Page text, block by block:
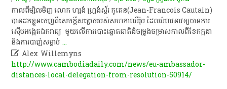
កាលពី​ម្សិលមិញ​ ​លោក​ ​ហ្ស​ង់​ ​ហ្វ្រ​ង់​ស្វ័​រ​ ​កូ​តេន​(Jean-Francois Cautain) ​
បាន​ដកខ្លួន​ចេញពី​សេចក្តីសម្រេច​របស់​សហភាព​អឺរ៉ុប​ ​ដែល​អំពាវនាវ​ឲ្យ​មានការ​
ស៊ើបអង្កេត​ឯករាជ្យ​ ​មួយ​លើ​ការ​បោះ​ឆ្នោតជាតិ​ដ៏​ចម្រូងចម្រាស​កាលពី​ខែកក្កដា​ ​
និង​ការ​បាញ់​សម្លាប់...
 Alex Willemyns
http://www.cambodiadaily.com/news/eu-ambassador-
distances-local-delegation-from-resolution-50914/